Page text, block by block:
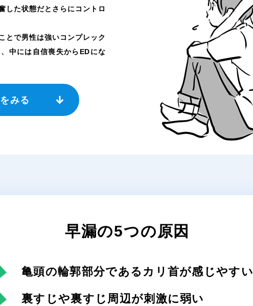
した状態だとさらにコントロ
とで男性は強いコンプレック
中には自信喪失からEDにな
みる
早漏の5つの原因
亀頭の輪郭部分であるカリ首が感じやすい
裏すじや裏すじ周辺が刺激に弱い